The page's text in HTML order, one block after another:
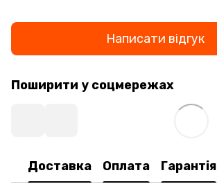
Написати відгук
Поширити у соцмережах
Доставка Оплата Гарантія